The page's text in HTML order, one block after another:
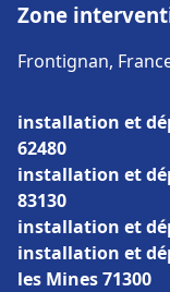
Zone
Frontignan,
installation et
62480
installation et
83130
installation et
installation et
les Mines 71300